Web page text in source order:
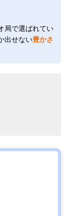
局で選ばれてい
出せない豊かさ